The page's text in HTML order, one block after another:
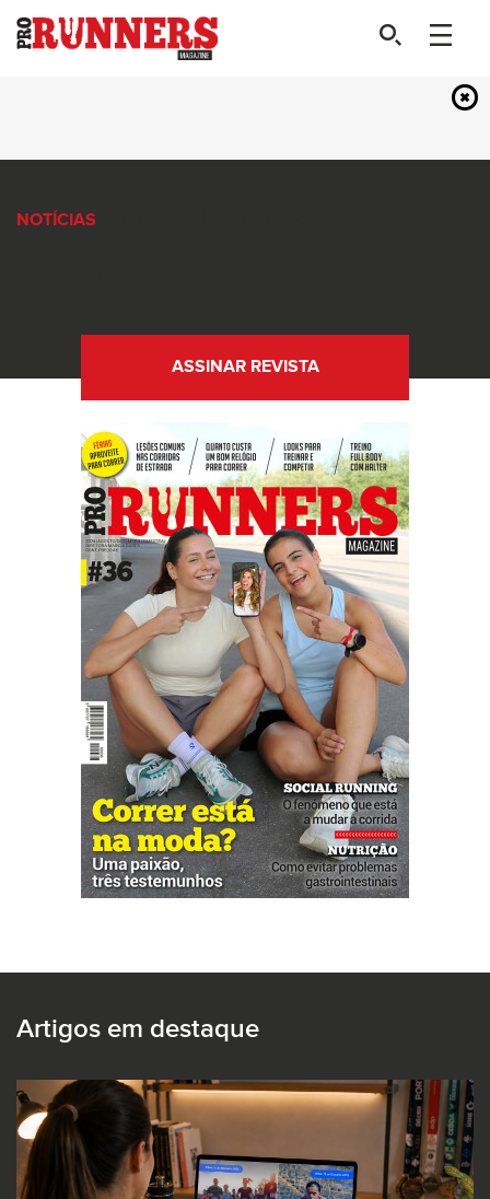
NOTÍCIAS
ASSINAR REVISTA
Artigos em destaque